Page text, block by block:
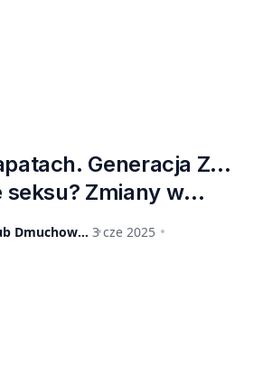
Generacja Z…
seksu? Zmiany w
aplikacji
Jakub Dmuchowski 3 cze 2025